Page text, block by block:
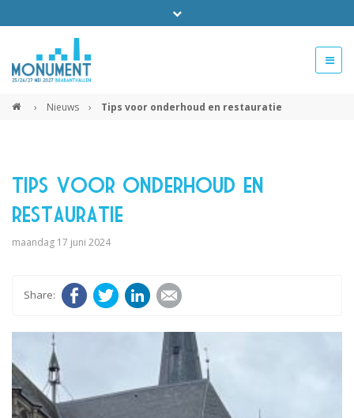
› Nieuws › Tips voor onderhoud en restauratie
Tips voor onderhoud en
restauratie
maandag 17 juni 2024
FacebookTwitter LinkedIn